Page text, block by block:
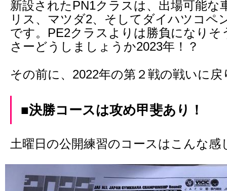
新設されたPN1クラスは、出場可能な
リス、マツダ2、そしてダイハツコペ
です。PE2クラスよりは勝負になりそ
さーどうしましょうか2023年！？
その前に、2022年の第２戦の戦いに
■決勝コースは攻め甲斐あり！
土曜日の公開練習のコースはこんな感